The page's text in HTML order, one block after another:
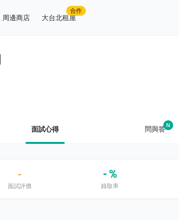
周邊商店 大台北租屋
合作
面試心得 問與答N
-
面試評價
- %
錄取率